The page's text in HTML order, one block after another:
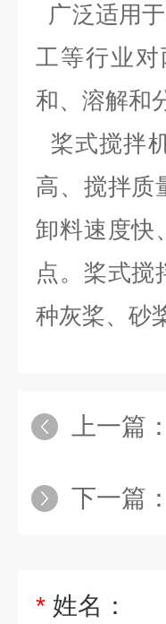
广泛适用
工等行业
和、溶解和
桨式搅拌
高、搅拌质
卸料速度快
点。桨式搅
种灰桨、砂
上一篇：
下一篇：
* 姓名：